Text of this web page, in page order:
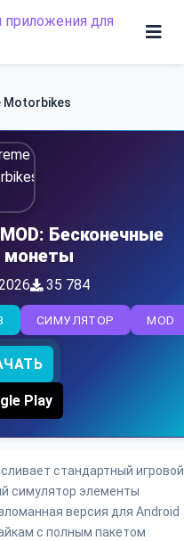
Motorbikes
Бесконечные
монеты
35 784
MOD
СИМУЛЯТОР
Play
стандартный игровой
симулятор элементы
версия для Android
с полным пакетом